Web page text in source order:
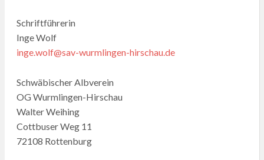
Schriftführerin
Inge Wolf
inge.wolf@sav-wurmlingen-hirschau.de
Schwäbischer Albverein
OG Wurmlingen-Hirschau
Walter Weihing
Cottbuser Weg 11
72108 Rottenburg